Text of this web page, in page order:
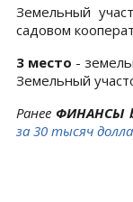
Земельный
садовом
3 место -
Земельный
Ранее ФИНАНСЫ
за 30 тысяч